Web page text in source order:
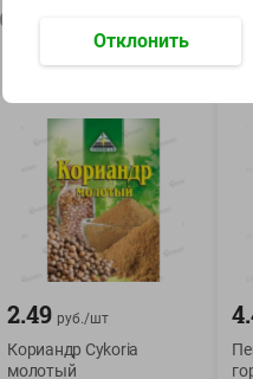
Показать 15-28
О сервисе
Оплата
Условия доставки
Описание товара
2.49 руб./шт
Кориандр Cykoria
молотый
Отклонить